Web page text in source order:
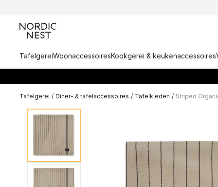
TafelgereiWoonaccessoiresKookgerei & keukenaccessoires
Tafelgerei / Diner- & tafelaccessoires / Tafelkleden / Striped